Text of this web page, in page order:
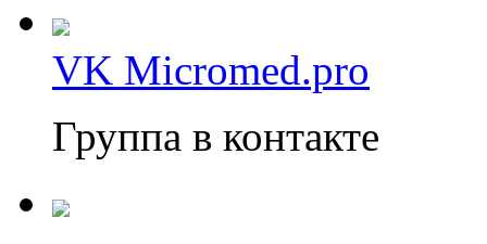
VK Micromed.pro
Группа в контакте